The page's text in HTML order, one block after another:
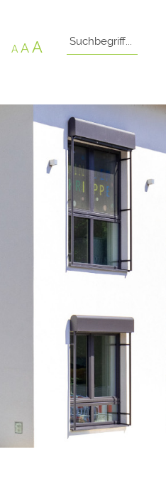
A AA